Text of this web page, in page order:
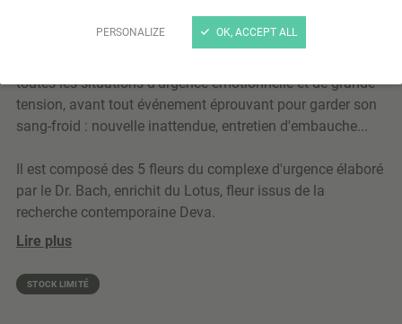
PERSONALIZE OK, ACCEPT ALL
Flacon composé floral Assistance 30ml
toutes les situations d'urgence émotionnelle et de grande
tension, avant tout événement éprouvant pour garder son
sang-froid : nouvelle inattendue, entretien d'embauche...
Il est composé des 5 fleurs du complexe d'urgence élaboré
par le Dr. Bach, enrichit du Lotus, fleur issus de la
recherche contemporaine Deva.
Lire plus
STOCK LIMITÉ